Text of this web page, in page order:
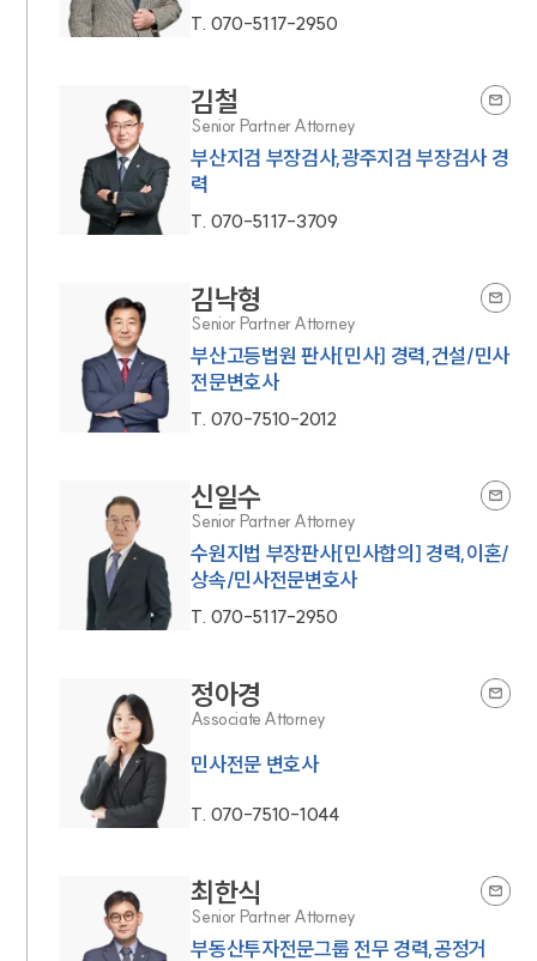
T. 070-5117-2950
김철
Senior Partner Attorney
부산지검 부장검사,광주지검 부장검사 경
력
T. 070-5117-3709
김낙형
Senior Partner Attorney
부산고등법원 판사[민사] 경력,건설/민사
전문변호사
T. 070-7510-2012
신일수
Senior Partner Attorney
수원지법 부장판사[민사합의] 경력,이혼/
상속/민사전문변호사
T. 070-5117-2950
정아경
Associate Attorney
민사전문 변호사
T. 070-7510-1044
최한식
Senior Partner Attorney
부동산투자전문그룹 전무 경력,공정거